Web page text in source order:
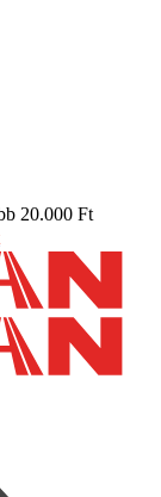
20.000 Ft